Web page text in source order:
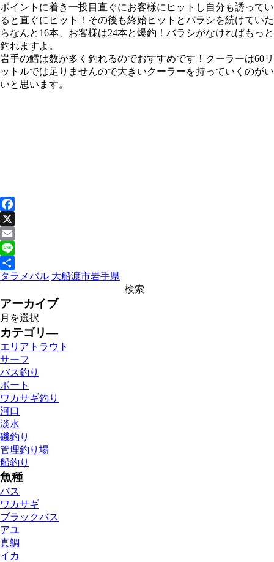
ポイントに着き一投目直ぐにお客様にヒットし自分も誘ってい
ると直ぐにヒット！その後も終始ヒットとバラシを続けていた
らなんと16本、お客様は24本と爆釣！バラシがなければもっと
釣れますよ。
岩手の鱈は数が多く釣れるのでおすすめです！クーラーは60リ
ットルでは足りませんので大きいクーラーを持っていくのがい
いと思います。
Facebook
X
Email
Line
共
タラ メバル 大船渡市岩手県
アーカイブ
カテゴリ―
エリアトラウト
サーフ
バス釣り
ボート
ワカサギ釣り
河口
淡水
磯釣り
管理釣り場
船釣り
魚種
バス
ワカサギ
ブラックバス
アユ
真鯛
イカ